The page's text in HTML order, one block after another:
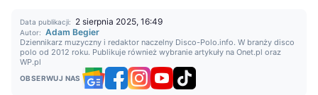
Data publikacji: 2 sierpnia 2025, 16:49
Autor: Adam Begier
Dziennikarz muzyczny i redaktor naczelny Disco-Polo.info. W branży disco
polo od 2012 roku. Publikuje również wybranie artykuły na Onet.pl oraz
WP.pl
OBSERWUJ NAS